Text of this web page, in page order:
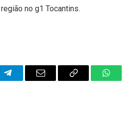
no g1 Tocantins.
TelegramEmail
Copy